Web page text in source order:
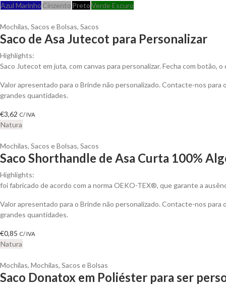
Azul Marinho Cinzento PretoVerde Escuro
Mochilas, Sacos e Bolsas, Sacos
Saco de Asa Jutecot para Personalizar
Highlights:
Saco Jutecot em juta, com canvas para personalizar. Fecha com botão,
Valor apresentado para o Brinde não personalizado. Contacte-nos
grandes quantidades.
€3,62 C/ IVA
Natura
Mochilas, Sacos e Bolsas, Sacos
Saco Shorthandle de Asa Curta 100%
Highlights:
foi fabricado de acordo com a norma OEKO-TEX®, que garante a
Valor apresentado para o Brinde não personalizado. Contacte-nos
grandes quantidades.
€0,85 C/ IVA
Natura
Mochilas, Mochilas, Sacos e Bolsas
Saco Donatox em Poliéster para ser